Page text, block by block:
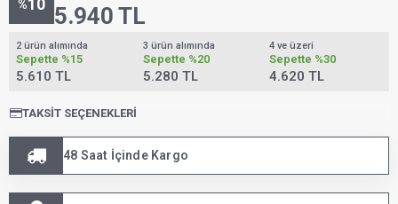
%10 5.940 TL
2 ürün alımında
Sepette %15
5.610 TL
3 ürün alımında
Sepette %20
5.280 TL
4 ve üzeri
Sepette %30
4.620 TL
TAKSIT SEÇENEKLERI
48 Saat İçinde Kargo